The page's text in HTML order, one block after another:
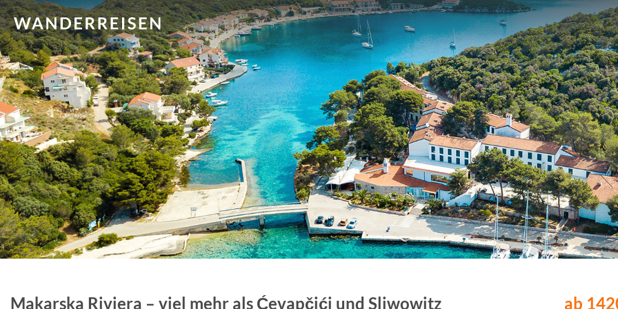
Makarska Riviera – viel mehr als Ćevapčići und Sliwowitz ab